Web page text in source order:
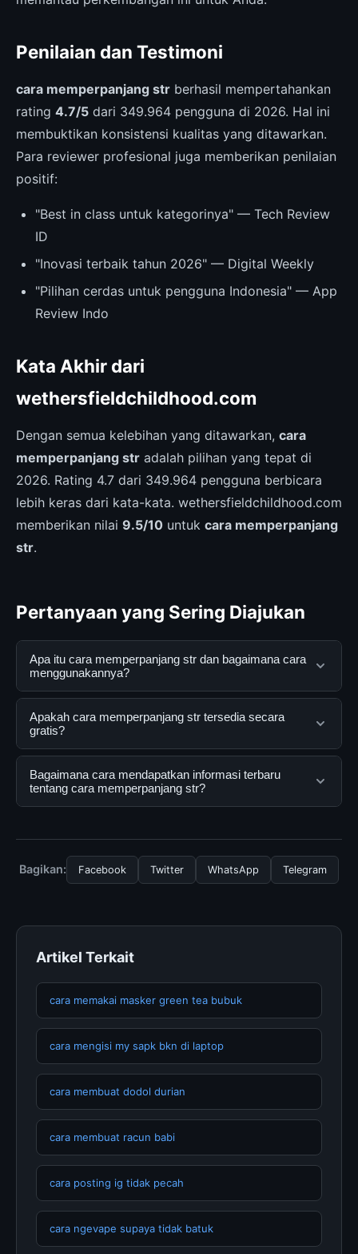
Penilaian dan Testimoni
cara memperpanjang str berhasil mempertahankan
rating 4.7/5 dari 349.964 pengguna di 2026. Hal ini
membuktikan konsistensi kualitas yang ditawarkan.
Para reviewer profesional juga memberikan penilaian
positif:
"Best in class untuk kategorinya" — Tech Review
ID
"Inovasi terbaik tahun 2026" — Digital Weekly
"Pilihan cerdas untuk pengguna Indonesia" — App
Review Indo
Kata Akhir dari
wethersfieldchildhood.com
Dengan semua kelebihan yang ditawarkan, cara
memperpanjang str adalah pilihan yang tepat di
2026. Rating 4.7 dari 349.964 pengguna berbicara
lebih keras dari kata-kata. wethersfieldchildhood.com
memberikan nilai 9.5/10 untuk cara memperpanjang
str.
Pertanyaan yang Sering Diajukan
Apa itu cara memperpanjang str dan bagaimana cara
menggunakannya?
cara memperpanjang str adalah layanan digital yang
dirancang untuk membantu pengguna mendapatkan
informasi lengkap dan terpercaya. Anda dapat
menggunakannya dengan mengunjungi situs resmi dan
mengikuti panduan yang tersedia.
Apakah cara memperpanjang str tersedia secara
gratis?
Ya, cara memperpanjang str dapat diakses secara
gratis oleh semua pengguna. Tidak ada biaya
tersembunyi atau langganan yang diperlukan untuk
Bagaimana cara mendapatkan informasi terbaru
tentang cara memperpanjang str?
resmi kami secara berkala. Kami selalu memperbarui
konten dengan informasi terkini dan terpercaya.
Bagikan: Facebook Twitter WhatsApp Telegram
Artikel Terkait
cara memakai masker green tea bubuk
cara mengisi my sapk bkn di laptop
cara membuat dodol durian
cara membuat racun babi
cara posting ig tidak pecah
cara ngevape supaya tidak batuk